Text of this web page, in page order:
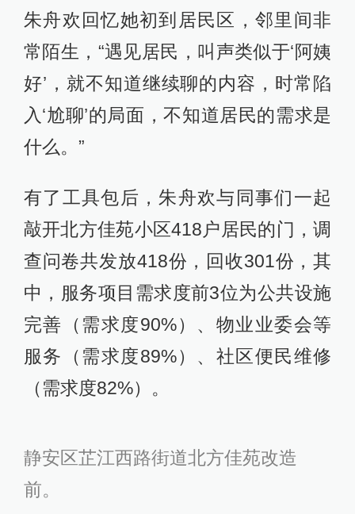
朱舟欢回忆她初到居民区，邻里间非
常陌生，“遇见居民，叫声类似于‘阿姨
好’，就不知道继续聊的内容，时常陷
入‘尬聊’的局面，不知道居民的需求是
什么。”
有了工具包后，朱舟欢与同事们一起
敲开北方佳苑小区418户居民的门，调
查问卷共发放418份，回收301份，其
中，服务项目需求度前3位为公共设施
完善（需求度90%）、物业业委会等
服务（需求度89%）、社区便民维修
（需求度82%）。
静安区芷江西路街道北方佳苑改造
前。